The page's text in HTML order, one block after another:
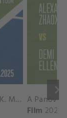
keyboard_arrow_right
A. Krunic and A. Danilina vs. P. Hon and K. Muchova Match Highlights - BEIJING_Capital Group Diamond ( October 02, 2025)
Film 2026